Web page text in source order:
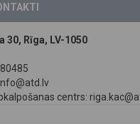
30, Rīga, LV-1050
centrs: